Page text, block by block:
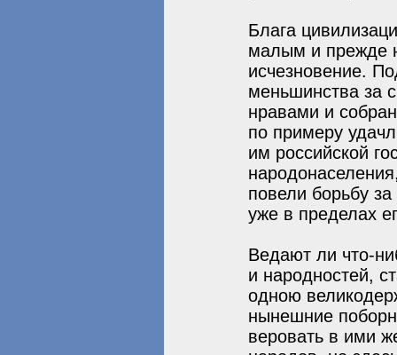
Блага
малым и прежде
исчезновение.
меньшинства за
нравами и
по примеру
им российской
повели борьбу
уже в пределах
Ведают ли что-
и народностей,
одною
нынешние
веровать в ими